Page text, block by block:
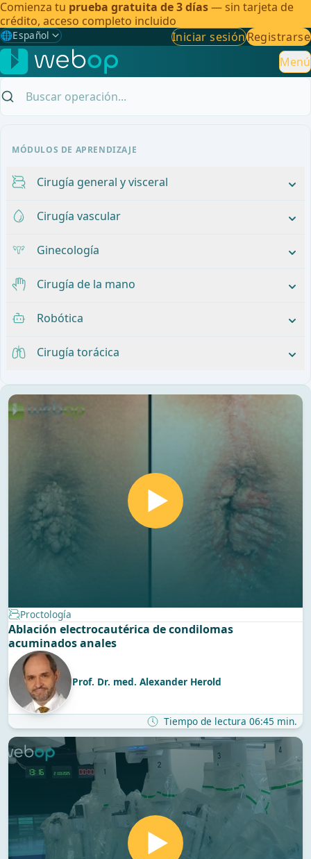
Comienza tu prueba gratuita de 3 días— sin tarjeta de
crédito, acceso completo incluido
🌐Español
Gewählte Sprache: Español
🇩🇪 Alemán
🇬🇧 Inglés
🇧🇷Brasileño
Iniciar sesiónRegistrarse
Menú
MÓDULOS DE APRENDIZAJE
Cirugía general y visceral
Cirugía vascular
Ginecología
Cirugía de la mano
Robótica
Cirugía torácica
Proctología
Ablación electrocautérica de condilomas
acuminados anales
Prof. Dr. med. Alexander Herold
Tiempo de lectura 06:45 min.